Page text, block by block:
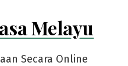
Melayu
Secara Online